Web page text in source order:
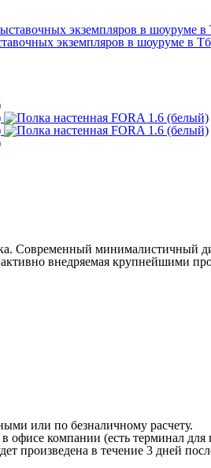
экземпляров в шоуруме в
Современный минималистичный
внедряемая крупнейшими
или по безналичному расчету.
компании (есть терминал для
произведена в течение 3 дней